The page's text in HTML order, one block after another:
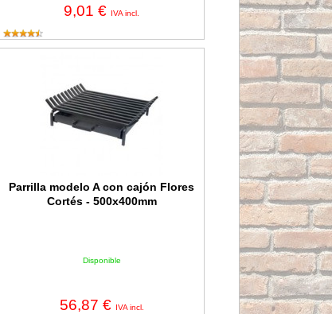
9,01 € IVA incl.
Parrilla modelo A con cajón Flores
Cortés - 500x400mm
Disponible
56,87 € IVA incl.
Parrilla modelo A con cajón Flores Cortés - 500x400mm